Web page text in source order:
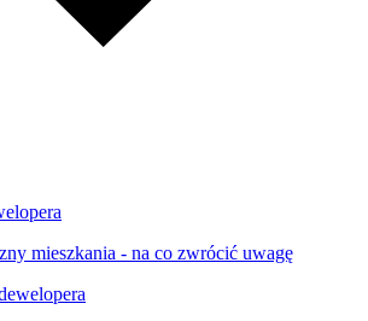
mieszkania - na co zwrócić uwagę